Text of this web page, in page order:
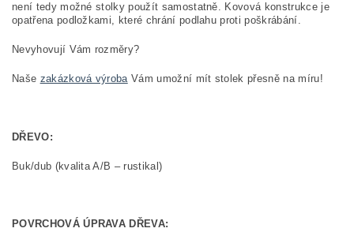
není tedy možné stolky použít samostatně. Kovová konstrukce je
opatřena podložkami, které chrání podlahu proti poškrábání.
Nevyhovují Vám rozměry?
Naše zakázková výrobaVám umožní mít stolek přesně na míru!
DŘEVO:
Buk/dub (kvalita A/B – rustikal)
POVRCHOVÁ ÚPRAVA DŘEVA: